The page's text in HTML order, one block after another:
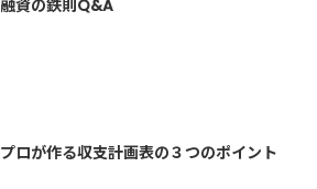
融資の鉄則Q&A
プロが作る収支計画表の３つのポイント